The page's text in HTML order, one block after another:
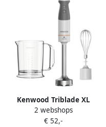
Kenwood Triblade XL
HBM40.002WH – Staafmixer
Wit
2 webshops
€ 52,-